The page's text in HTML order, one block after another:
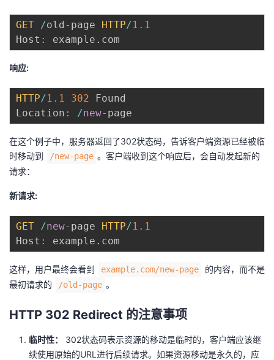
课
程
的
认
我
的
验
我
收
藏
术
支
云
声
GET /old - page HTTP/1.1
Host : example .
响应:
HTTP/1.1 302 Found
Location : /new-
在这个例子中，服务器返回了302状态码，告诉客户端资源已经被临
时移动到
/new-page 。客户端收到这个响应后，会自动发起新的
请求：
新请求:
GET /new- page HTTP/1.1
Host : example .
这样，用户最终会看到 example.com/new-page
的内容，而不是
最初请求的
/old-page 。
HTTP 302 Redirect 的注意事项
临时性：
302状态码表示资源的移动是临时的，客户端应该继
续使用原始的URL进行后续请求。如果资源移动是永久的，应